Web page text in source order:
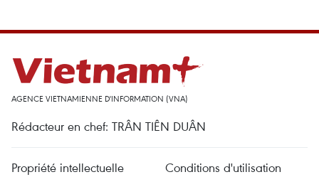
AGENCE VIETNAMIENNE D'INFORMATION (VNA)
Rédacteur en chef: TRÂN TIÊN DUÂN
Propriété intellectuelle
Conditions d'utilisation